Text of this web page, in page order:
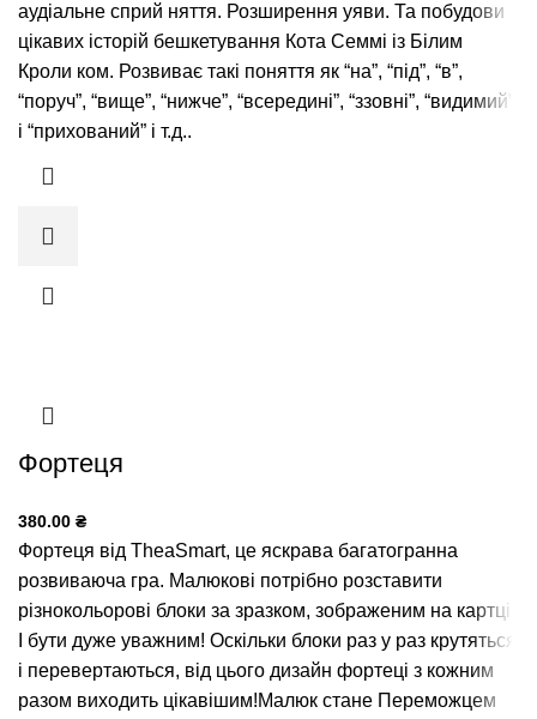
аудіальне сприй няття. Розширення уяви. Та побудови
цікавих історій бешкетування Кота Семмі із Білим
Кроли ком. Розвиває такі поняття як “на”, “під”, “в”,
“поруч”, “вище”, “нижче”, “всередині”, “ззовні”, “видимий”
і “прихований” і т.д..
Фортеця
380.00 ₴
Фортеця від TheaSmart, це яскрава багатогранна
розвиваюча гра. Малюкові потрібно розставити
різнокольорові блоки за зразком, зображеним на картці.
І бути дуже уважним! Оскільки блоки раз у раз крутяться
і перевертаються, від цього дизайн фортеці з кожним
разом виходить цікавішим!Малюк стане Переможцем